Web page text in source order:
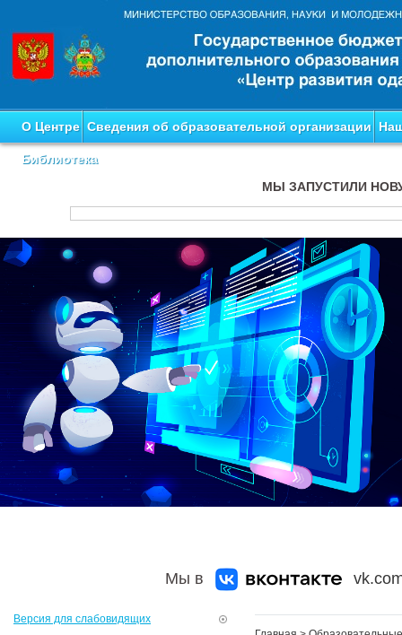
О Центре Сведения об образовательной организации
Библиотека
МЫ ЗАПУСТИЛИ
Мы в
Версия для слабовидящих